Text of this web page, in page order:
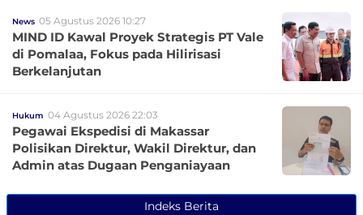
News 05 Agustus 2026 10:27
MIND ID Kawal Proyek Strategis PT Vale
di Pomalaa, Fokus pada Hilirisasi
Berkelanjutan
Hukum 04 Agustus 2026 22:03
Pegawai Ekspedisi di Makassar
Polisikan Direktur, Wakil Direktur, dan
Admin atas Dugaan Penganiayaan
Indeks Berita